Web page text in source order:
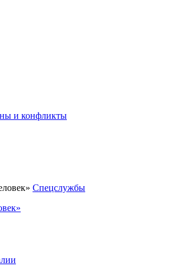
и конфликты
Спецслужбы